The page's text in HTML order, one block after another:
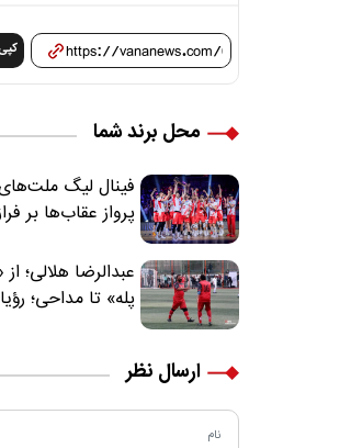
محل برند شما
فینال لیگ ملت‌های
پرواز عقاب‌ها بر
عبدالرضا هلالی؛
پله» تا مداحی؛
ارسال نظر